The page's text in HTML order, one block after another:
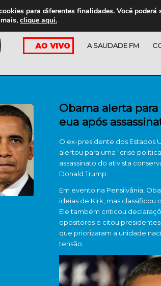
A SAUDADE FM
Obama alerta
eua após
O ex-presidente dos Estados
alertou para uma “crise
assassinato do ativista
Donald Trump.
Em evento na Pensilvânia,
ideias de Kirk, mas classificou
Ele também criticou
opositores e citou
que priorizaram a unidade
tensão.
para diferentes finalidades. Você
clique aqui.